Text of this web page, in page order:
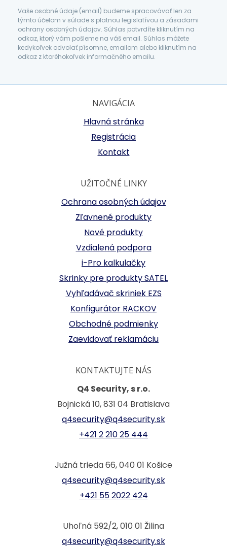
Vaše osobné údaje (email) budeme spracovávať len za
týmto účelom v súlade s platnou legislatívou a zásadami
ochrany osobných údajov. Súhlas potvrdíte kliknutím na
odkaz, ktorý vám pošleme na váš email. Súhlas môžete
kedykoľvek odvolať písomne, emailom alebo kliknutím na
odkaz z ktoréhokoľvek informačného emailu.
NAVIGÁCIA
Hlavná stránka
Registrácia
Kontakt
UŽITOČNÉ LINKY
Ochrana osobných údajov
Zľavnené produkty
Nové produkty
Vzdialená podpora
i-Pro kalkulačky
Skrinky pre produkty SATEL
Vyhľadávač skriniek EZS
Konfigurátor RACKOV
Obchodné podmienky
Zaevidovať reklamáciu
KONTAKTUJTE NÁS
Q4 Security, s r.o.
Bojnická 10, 831 04 Bratislava
q4security@q4security.sk
+421 2 210 25 444
Južná trieda 66, 040 01 Košice
q4security@q4security.sk
+421 55 2022 424
Uhoľná 592/2, 010 01 Žilina
q4security@q4security.sk